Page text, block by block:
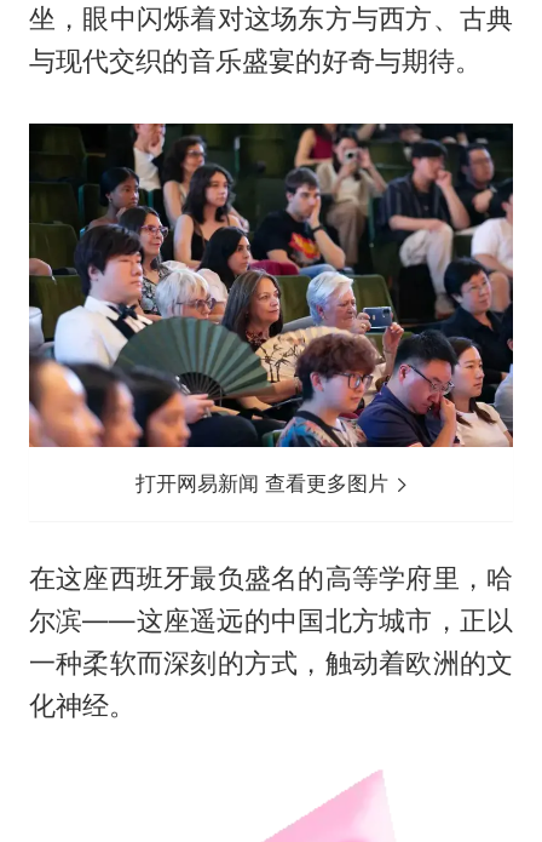
坐，眼中闪烁着对这场东方与西方、古典
与现代交织的音乐盛宴的好奇与期待。
打开网易新闻 查看更多图片
在这座西班牙最负盛名的高等学府里，哈
尔滨——这座遥远的中国北方城市，正以
一种柔软而深刻的方式，触动着欧洲的文
化神经。